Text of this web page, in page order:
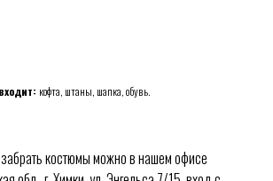
кофта, штаны, шапка, обувь.
костюмы можно в нашем офисе